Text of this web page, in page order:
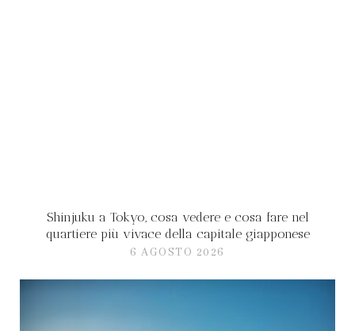
Shinjuku a Tokyo, cosa vedere e cosa fare nel
quartiere più vivace della capitale giapponese
6 AGOSTO 2026